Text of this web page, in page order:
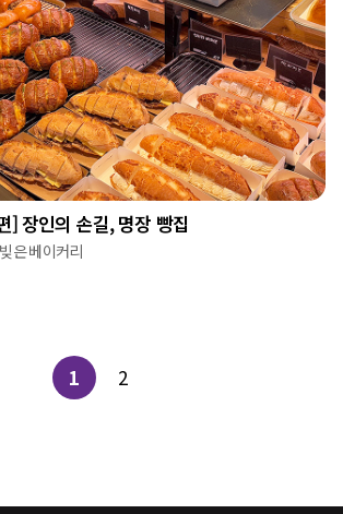
] 장인의 손길, 명장 빵집
은 베이커리
1 2